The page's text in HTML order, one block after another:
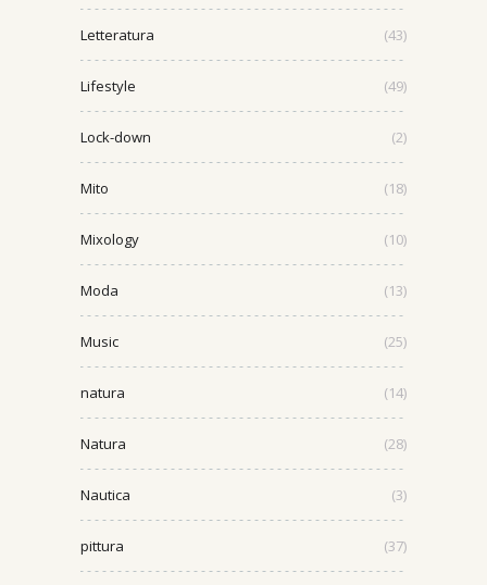
Letteratura (43)
Lifestyle (49)
Lock-down (2)
Mito (18)
Mixology (10)
Moda (13)
Music (25)
natura (14)
Natura (28)
Nautica (3)
pittura (37)